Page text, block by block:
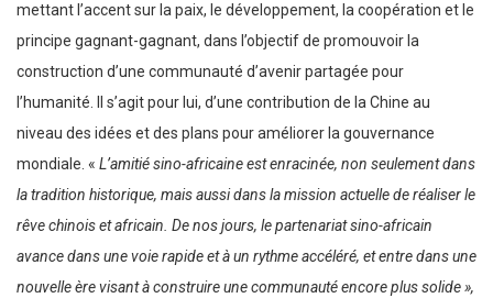
mettant l’accent sur la paix, le développement, la coopération et le
principe gagnant-gagnant, dans l’objectif de promouvoir la
construction d’une communauté d’avenir partagée pour
l’humanité. Il s’agit pour lui, d’une contribution de la Chine au
niveau des idées et des plans pour améliorer la gouvernance
mondiale. « L’amitié sino-africaine est enracinée, non seulement dans
la tradition historique, mais aussi dans la mission actuelle de réaliser le
rêve chinois et africain. De nos jours, le partenariat sino-africain
avance dans une voie rapide et à un rythme accéléré, et entre dans une
nouvelle ère visant à construire une communauté encore plus solide »,